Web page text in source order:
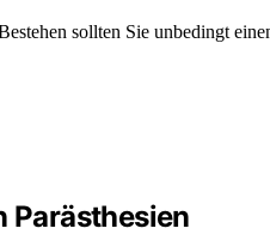
sollten Sie unbedingt
Parästhesien